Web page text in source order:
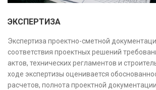
ЭКСПЕРТИЗА
Экспертиза проектно-сметной
соответствия проектных решений
актов, технических регламентов и
ходе экспертизы оценивается
расчетов, полнота проектной